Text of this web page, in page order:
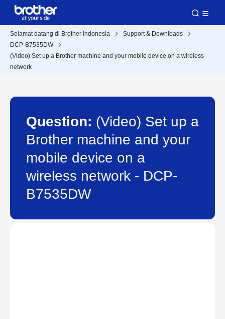
Selamat datang di Brother Indonesia
Support & Downloads
DCP-B7535DW
(Video) Set up a Brother machine and your mobile device on a wireless
network
Question: (Video) Set up a
Brother machine and your
mobile device on a
wireless network - DCP-
B7535DW